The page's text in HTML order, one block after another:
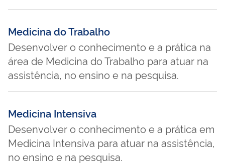
Medicina do Trabalho
Desenvolver o conhecimento e a prática na
área de Medicina do Trabalho para atuar na
assistência, no ensino e na pesquisa.
Medicina Intensiva
Desenvolver o conhecimento e a prática em
Medicina Intensiva para atuar na assistência,
no ensino e na pesquisa.